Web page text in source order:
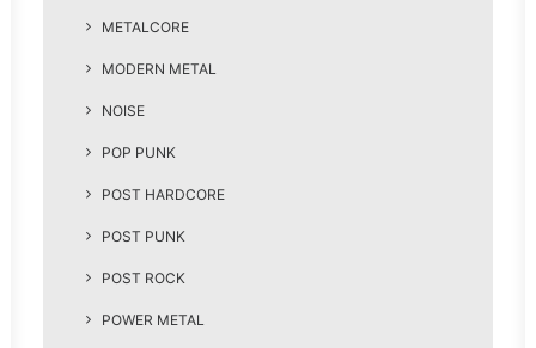
METALCORE
MODERN METAL
NOISE
POP PUNK
POST HARDCORE
POST PUNK
POST ROCK
POWER METAL